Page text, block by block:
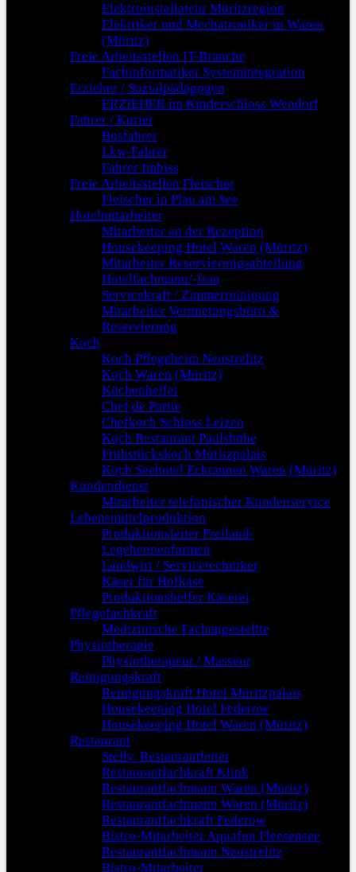
Elektroinstallateur Müritzregion
Elektriker und Mechatroniker in Waren
(Müritz)
Freie Arbeitsstellen IT-Branche
Fachinformatiker Systemintegration
Erzieher / Sozialpädagogen
ERZIEHER im Kinderschloss Wendorf
Fahrer / Kurier
Busfahrer
Lkw-Fahrer
Fahrer Imbiss
Freie Arbeitsstellen Fleischer
Fleischer in Plau am See
Hotelmitarbeiter
Mitarbeiter an der Rezeption
Housekeeping Hotel Waren (Müritz)
Mitarbeiter Reservierungsabteilung
Hotelfachmann/-frau
Servicekraft / Zimmerreinigung
Mitarbeiter Vermietungsbüro &
Reservierung
Koch
Koch Pflegeheim Neustrelitz
Koch Waren (Müritz)
Küchenhelfer
Chef de Partie
Chefkoch Schloss Leizen
Koch Restaurant Paulshöhe
Frühstückskoch Müritzpalais
Koch Seehotel Ecktannen Waren (Müritz)
Kundendienst
Mitarbeiter telefonischer Kundenservice
Lebensmittelproduktion
Produktionsleiter Freiland-
Legehennenfarmen
Landwirt / Servicetechniker
Käser für Hofkäse
Produktionshelfer Käserei
Pflegefachkraft
Medizinische Fachangestellte
Physiotherapie
Physiotherapeut / Masseur
Reinigungskraft
Reinigungskraft Hotel Müritzpalais
Housekeeping Hotel Federow
Housekeeping Hotel Waren (Müritz)
Restaurant
Stellv. Restaurantleiter
Restaurantfachkraft Klink
Restaurantfachmann Waren (Müritz)
Restaurantfachmann Waren (Müritz)
Restaurantfachkraft Federow
Bistro-Mitarbeiter Aquafun Fleesensee
Restaurantfachmann Neustrelitz
Bistro-Mitarbeiter